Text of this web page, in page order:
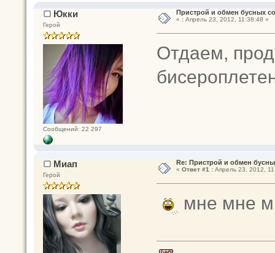
Юкки
Герой
Сообщений: 22 297
Пристрой и обмен бусных
« :Апрель 23, 2012, 11:38:48 »
Отдаем,
Миап
Герой
Re: Пристрой и обмен
« Ответ #1 :Апрель 23, 2012,
мне мне